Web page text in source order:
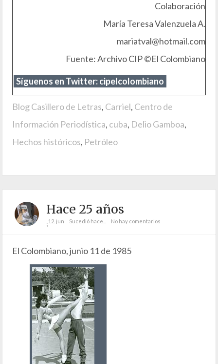
Colaboración
María Teresa Valenzuela A.
mariatval@hotmail.com
Fuente: Archivo CIP ©El Colombiano
Síguenos en Twitter: cipelcolombiano
Blog Casillero de Letras, Carriel, Centro de
Información Periodística, cuba, Delio Gamboa,
Hechos históricos, Petróleo
Hace 25 años
;12. jun Sucedió hace... No hay comentarios
El Colombiano, junio 11 de 1985